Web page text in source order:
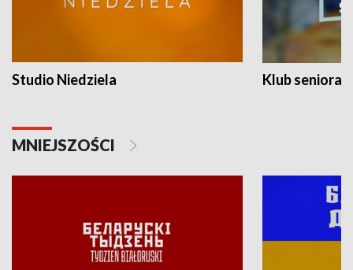
Studio Niedziela Klub seniora
MNIEJSZOŚCI